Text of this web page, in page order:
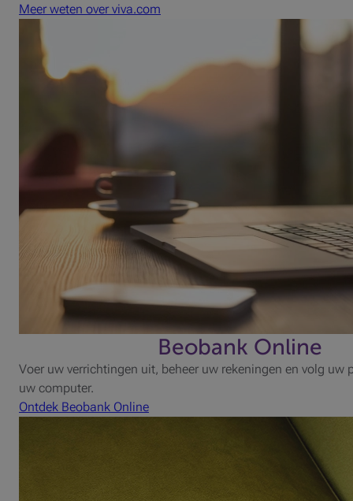
Meer weten over viva.com
Beobank Online
Voer uw verrichtingen uit, beheer uw rekeningen en volg uw
uw computer.
Ontdek Beobank Online